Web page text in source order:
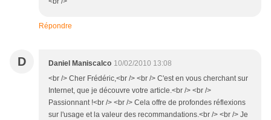
Répondre
D Daniel Maniscalco 10/02/2010 13:08
<br /> Cher Frédéric,<br /> <br /> C'est en vous cherchant sur
Internet, que je découvre votre article.<br /> <br />
Passionnant !<br /> <br /> Cela offre de profondes réflexions
sur l'usage et la valeur des recommandations.<br /> <br /> Je